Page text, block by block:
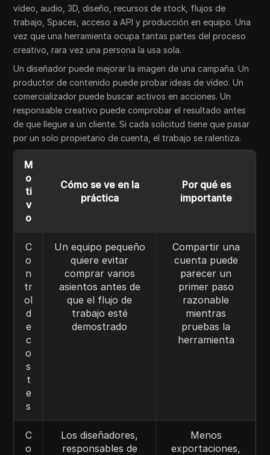
vídeo, audio, 3D, diseño, recursos de stock, flujos de
trabajo, Spaces, acceso a API y producción en equipo. Una
vez que una herramienta ocupa tantas partes del proceso
creativo, rara vez una persona la usa sola.
Un diseñador puede mejorar la imagen de una campaña. Un
productor de contenido puede probar ideas de vídeo. Un
comercializador puede buscar activos en acciones. Un
responsable creativo puede comprobar el resultado antes
de que llegue a un cliente. Si cada solicitud tiene que pasar
por un solo propietario de cuenta, el trabajo se ralentiza.
M
o
ti
v
o
Cómo se ve en la
práctica
Por qué es
importante
C
o
n
tr
ol
d
e
c
o
s
t
e
s
Un equipo pequeño
quiere evitar
comprar varios
asientos antes de
que el flujo de
trabajo esté
demostrado
Compartir una
cuenta puede
parecer un
primer paso
razonable
mientras
pruebas la
herramienta
C
o
Los diseñadores,
responsables de
Menos
exportaciones,